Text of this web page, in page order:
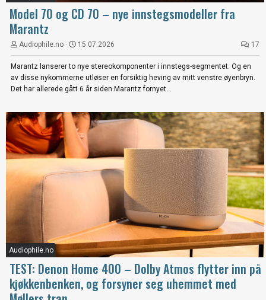
Model 70 og CD 70 – nye innstegsmodeller fra
Marantz
Audiophile.no 15.07.2026 17
Marantz lanserer to nye stereokomponenter i innstegs-segmentet. Og en
av disse nykommerne utløser en forsiktig heving av mitt venstre øyenbryn.
Det har allerede gått 6 år siden Marantz fornyet...
Audiophile.no
TEST: Denon Home 400 – Dolby Atmos flytter inn på
kjøkkenbenken, og forsyner seg uhemmet med